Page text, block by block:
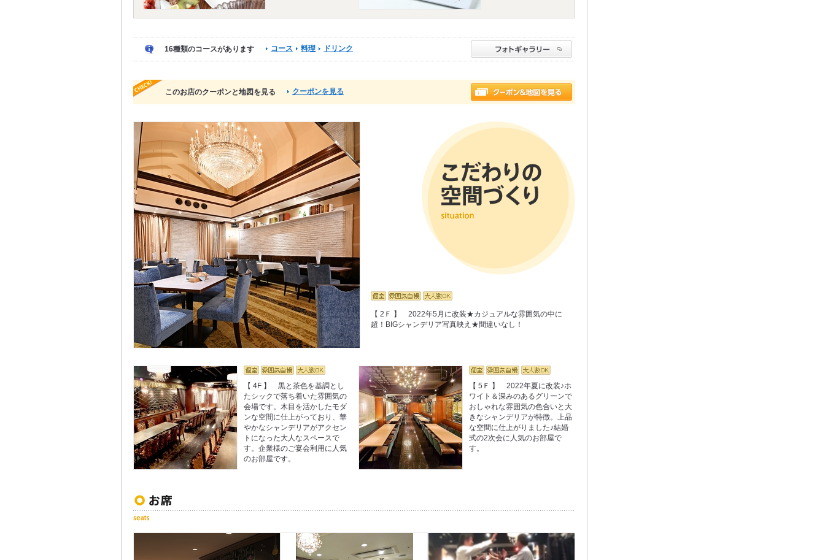
16種類のコースがあります コース 料理 ドリンク
このお店のクーポンと地図を見る クーポンを見る
【 2Ｆ 】 2022年5月に改装★カジュアルな雰囲気の中に
超！BIGシャンデリア写真映え★間違いなし！
【 4F 】 黒と茶色を基調とし
たシックで落ち着いた雰囲気の
会場です。木目を活かしたモダ
ンな空間に仕上がっており、華
やかなシャンデリアがアクセン
トになった大人なスペースで
す。企業様のご宴会利用に人気
のお部屋です。
【 5Ｆ 】 2022年夏に改装♪ホ
ワイト＆深みのあるグリーンで
おしゃれな雰囲気の色合いと大
きなシャンデリアが特徴。上品
な空間に仕上がりました♪結婚
式の2次会に人気のお部屋で
す。